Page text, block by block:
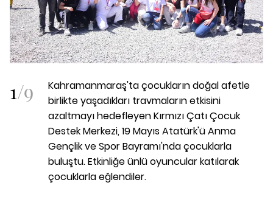
1/9
Kahramanmaraş'ta çocukların doğal afetle
birlikte yaşadıkları travmaların etkisini
azaltmayı hedefleyen Kırmızı Çatı Çocuk
Destek Merkezi, 19 Mayıs Atatürk'ü Anma
Gençlik ve Spor Bayramı'nda çocuklarla
buluştu. Etkinliğe ünlü oyuncular katılarak
çocuklarla eğlendiler.